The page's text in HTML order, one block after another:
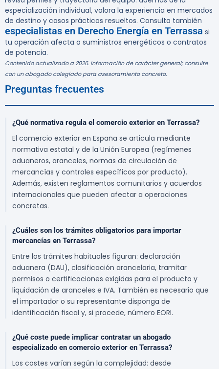
especialización individual, valora la experiencia en mercados
de destino y casos prácticos resueltos. Consulta también
especialistas en Derecho Energía en Terrassa si
tu operación afecta a suministros energéticos o contratos
de potencia.
Contenido actualizado a 2026. Información de carácter general; consulte
con un abogado colegiado para asesoramiento concreto.
Preguntas frecuentes
¿Qué normativa regula el comercio exterior en Terrassa?
El comercio exterior en España se articula mediante
normativa estatal y de la Unión Europea (regímenes
aduaneros, aranceles, normas de circulación de
mercancías y controles específicos por producto).
Además, existen reglamentos comunitarios y acuerdos
internacionales que pueden afectar a operaciones
concretas.
¿Cuáles son los trámites obligatorios para importar
mercancías en Terrassa?
Entre los trámites habituales figuran: declaración
aduanera (DAU), clasificación arancelaria, tramitar
permisos o certificaciones exigidas para el producto y
liquidación de aranceles e IVA. También es necesario que
el importador o su representante disponga de
identificación fiscal y, si procede, número EORI.
¿Qué coste puede implicar contratar un abogado
especializado en comercio exterior en Terrassa?
Los costes varían según la complejidad: desde